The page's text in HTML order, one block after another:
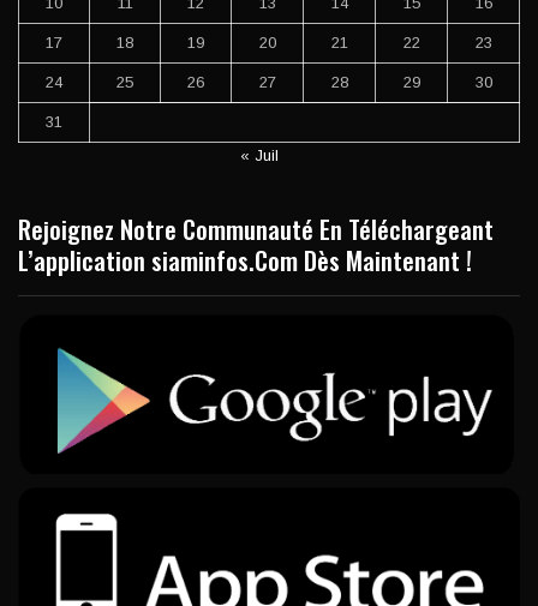
17 18 19 20 21 22 23
24 25 26 27 28 29 30
31
« Juil
Rejoignez Notre Communauté En Téléchargeant
L’application siaminfos.Com Dès Maintenant !